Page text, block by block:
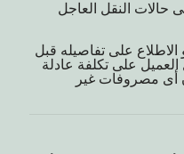
حالات النقل العاجل
الاطلاع على تفاصيله قبل
على تكلفة عادلة
أى مصروفات غير